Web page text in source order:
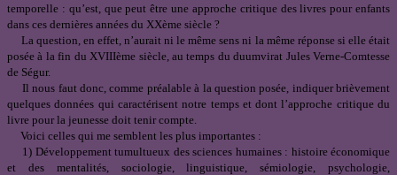
temporelle : qu’est, que peut être une approche critique des livres pour enfants
dans ces dernières années du XXème siècle ?
La question, en effet, n’aurait ni le même sens ni la même réponse si elle était
posée à la fin du XVIIIème siècle, au temps du duumvirat Jules Verne-Comtesse
de Ségur.
Il nous faut donc, comme préalable à la question posée, indiquer brièvement
quelques données qui caractérisent notre temps et dont l’approche critique du
livre pour la jeunesse doit tenir compte.
Voici celles qui me semblent les plus importantes :
1) Développement tumultueux des sciences humaines : histoire économique
et des mentalités, sociologie, linguistique, sémiologie, psychologie,